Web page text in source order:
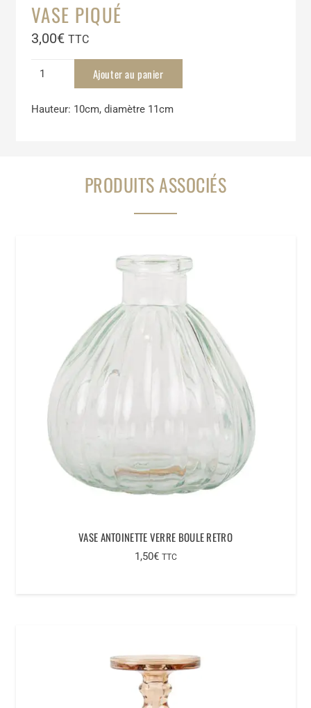
VASE PIQUÉ
3,00€ TTC
quantité
Ajouter au panier
Hauteur: 10cm, diamètre 11cm
PRODUITS ASSOCIÉS
VASE ANTOINETTE VERRE BOULE RETRO
1,50€ TTC